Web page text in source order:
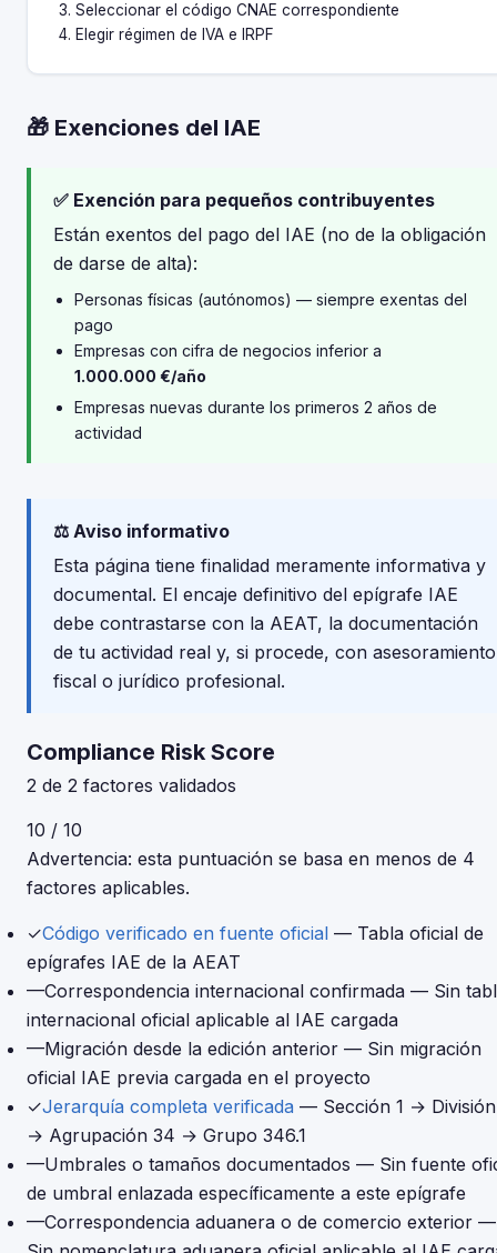
Seleccionar el código CNAE correspondiente
Elegir régimen de IVA e IRPF
🎁 Exenciones del IAE
✅ Exención para pequeños contribuyentes
Están exentos del pago del IAE (no de la obligación
de darse de alta):
Personas físicas (autónomos) — siempre exentas del
pago
Empresas con cifra de negocios inferior a
1.000.000 €/año
Empresas nuevas durante los primeros 2 años de
actividad
⚖️ Aviso informativo
Esta página tiene finalidad meramente informativa y
documental. El encaje definitivo del epígrafe IAE
debe contrastarse con la AEAT, la documentación
de tu actividad real y, si procede, con asesoramiento
fiscal o jurídico profesional.
Compliance Risk Score
2 de 2 factores validados
10 / 10
Advertencia: esta puntuación se basa en menos de 4
factores aplicables.
✓Código verificado en fuente oficial — Tabla oficial de
epígrafes IAE de la AEAT
—Correspondencia internacional confirmada — Sin
internacional oficial aplicable al IAE cargada
—Migración desde la edición anterior — Sin migración
oficial IAE previa cargada en el proyecto
✓Jerarquía completa verificada — Sección 1 →
→ Agrupación 34 → Grupo 346.1
—Umbrales o tamaños documentados — Sin fuente
de umbral enlazada específicamente a este epígrafe
—Correspondencia aduanera o de comercio exterior —